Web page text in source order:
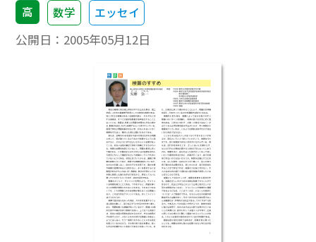
高 数学 エッセイ
公開日： 2005年05月12日